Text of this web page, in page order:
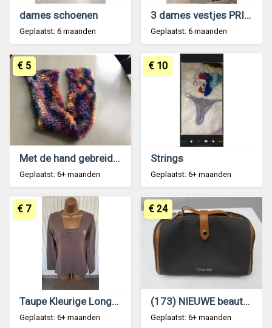
dames schoenen
Geplaatst: 6 maanden
3 dames vestjes PRIMA STAAT
Geplaatst: 6 maanden
Met de hand gebreid sjaaltje in nieuwstaat.
Geplaatst: 6+ maanden
€ 5
Strings
Geplaatst: 6+ maanden
€ 10
Taupe Kleurige Longsleeve van Esprit Sports 38-40
Geplaatst: 6+ maanden
€ 7
(173) NIEUWE beauty case merk Olivier Strelli
Geplaatst: 6+ maanden
€ 24